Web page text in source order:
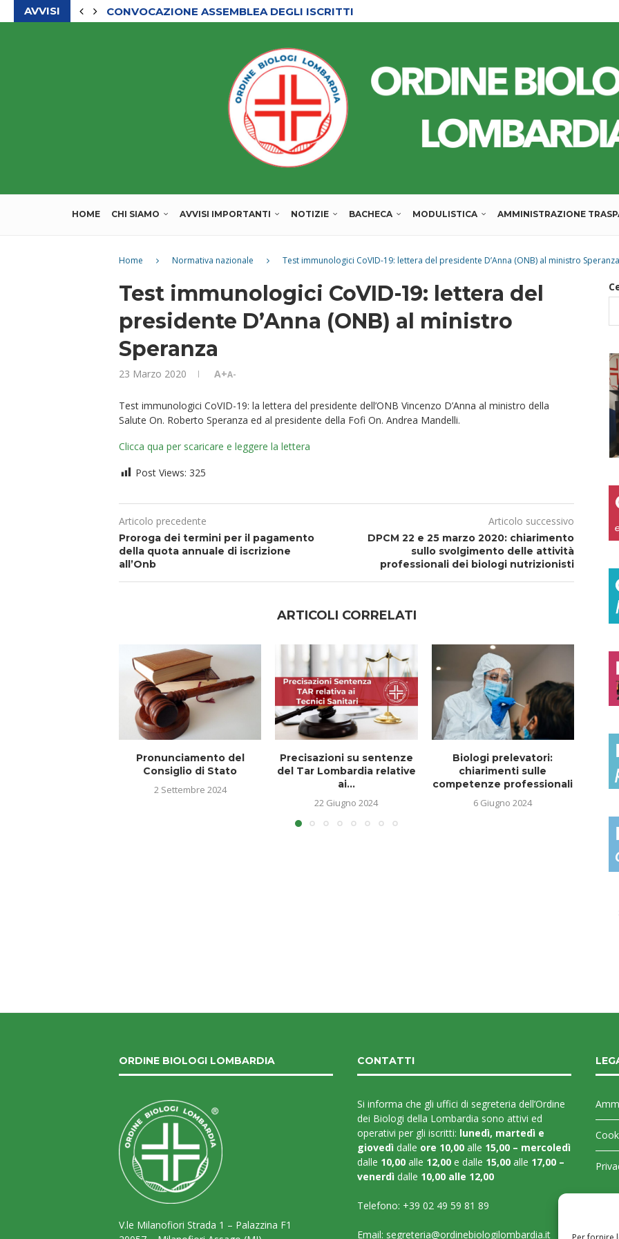
AVVISI CONVOCAZIONE ASSEMBLEA DEGLI ISCRITTI
HOME CHI SIAMO AVVISI IMPORTANTI NOTIZIE BACHECA MODULISTICA AMMINISTRAZIONE
Home Normativa nazionale Test immunologici CoVID-19: lettera del presidente D’Anna (ONB) al ministro Speranza
Test immunologici CoVID-19: lettera del
presidente D’Anna (ONB) al ministro
Speranza
23 Marzo 2020 A+A-
Test immunologici CoVID-19: la lettera del presidente dell’ONB Vincenzo D’Anna al ministro della
Salute On. Roberto Speranza ed al presidente della Fofi On. Andrea Mandelli.
Clicca qua per scaricare e leggere la lettera
Post Views: 325
Articolo precedente
Proroga dei termini per il pagamento
della quota annuale di iscrizione
all’Onb
Articolo successivo
DPCM 22 e 25 marzo 2020: chiarimento
sullo svolgimento delle attività
professionali dei biologi nutrizionisti
ARTICOLI CORRELATI
Pronunciamento del
Consiglio di Stato
2 Settembre 2024
Precisazioni su sentenze
del Tar Lombardia relative
ai...
22 Giugno 2024
Biologi prelevatori:
chiarimenti sulle
competenze professionali
6 Giugno 2024
ORDINE BIOLOGI LOMBARDIA
V.le Milanofiori Strada 1 – Palazzina F1
CONTATTI
Si informa che gli uffici di segreteria dell’Ordine
dei Biologi della Lombardia sono attivi ed
operativi per gli iscritti: lunedì, martedì e
giovedì dalle ore 10,00 alle 15,00 – mercoledì
dalle 10,00 alle 12,00 e dalle 15,00 alle 17,00 –
venerdì dalle 10,00 alle 12,00
Telefono: +39 02 49 59 81 89
Email: segreteria@ordinebiologilombardia.it